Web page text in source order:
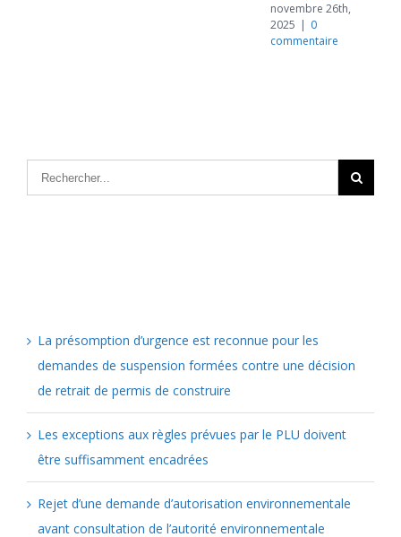
novembre 26th,
2025 | 0
commentaire
La présomption d’urgence est reconnue pour les
demandes de suspension formées contre une décision
de retrait de permis de construire
Les exceptions aux règles prévues par le PLU doivent
être suffisamment encadrées
Rejet d’une demande d’autorisation environnementale
avant consultation de l’autorité environnementale